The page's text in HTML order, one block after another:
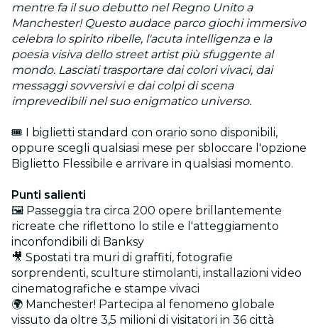
mentre fa il suo debutto nel Regno Unito a
Manchester! Questo audace parco giochi immersivo
celebra lo spirito ribelle, l'acuta intelligenza e la
poesia visiva dello street artist più sfuggente al
mondo. Lasciati trasportare dai colori vivaci, dai
messaggi sovversivi e dai colpi di scena
imprevedibili nel suo enigmatico universo.
🎟️ I biglietti standard con orario sono disponibili,
oppure scegli qualsiasi mese per sbloccare l'opzione
Biglietto Flessibile e arrivare in qualsiasi momento.
Punti salienti
🖼️ Passeggia tra circa 200 opere brillantemente
ricreate che riflettono lo stile e l'atteggiamento
inconfondibili di Banksy
🎥 Spostati tra muri di graffiti, fotografie
sorprendenti, sculture stimolanti, installazioni video
cinematografiche e stampe vivaci
🌍 Manchester! Partecipa al fenomeno globale
vissuto da oltre 3,5 milioni di visitatori in 36 città